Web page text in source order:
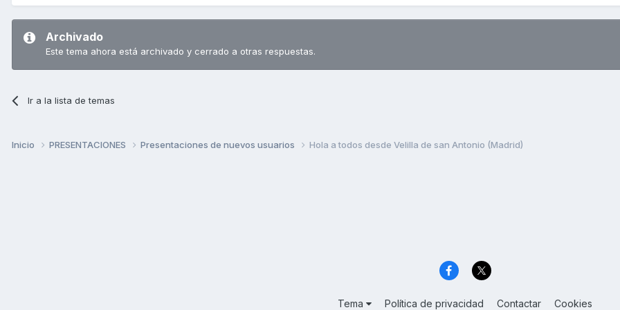
Archivado
Este tema ahora está archivado y cerrado a otras respuestas.
Ir a la lista de temas
Inicio PRESENTACIONES Presentaciones de nuevos usuarios Hola a todos desde Velilla de san Antonio (Madrid)
Tema Política de privacidad Contactar Cookies